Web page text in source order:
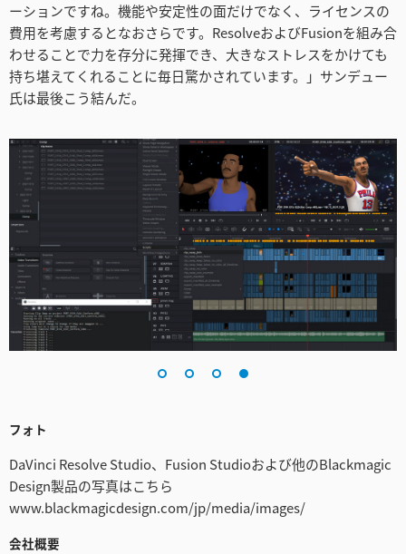
ーションですね。機能や安定性の面だけでなく、ライセンスの
費用を考慮するとなおさらです。ResolveおよびFusionを組み合
わせることで力を存分に発揮でき、大きなストレスをかけても
持ち堪えてくれることに毎日驚かされています。」サンデュー
氏は最後こう結んだ。
フォト
DaVinci Resolve Studio、Fusion Studioおよび他のBlackmagic
Design製品の写真はこちら
www.blackmagicdesign.com/jp/media/images/
会社概要